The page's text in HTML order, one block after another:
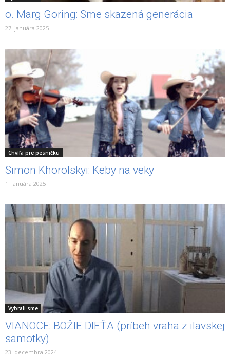
o. Marg Goring: Sme skazená generácia
27. januára 2025
Chvíľa pre pesničku
Simon Khorolskyi: Keby na veky
1. januára 2025
Vybrali sme
VIANOCE: BOŽIE DIEŤA (príbeh vraha z ilavskej
samotky)
23. decembra 2024